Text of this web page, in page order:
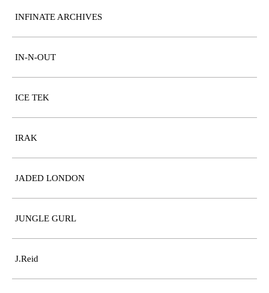
INFINATE ARCHIVES
IN-N-OUT
ICE TEK
IRAK
JADED LONDON
JUNGLE GURL
J.Reid